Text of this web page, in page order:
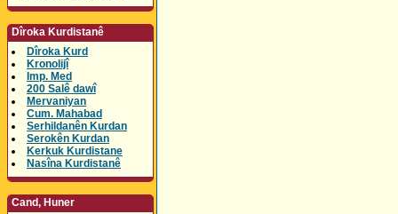
Dîroka Kurdistanê
Dîroka Kurd
Kronolijî
Imp. Med
200 Salê dawî
Mervaniyan
Cum. Mahabad
Serhildanên Kurdan
Serokên Kurdan
Kerkuk Kurdistane
Nasîna Kurdistanê
Cand, Huner